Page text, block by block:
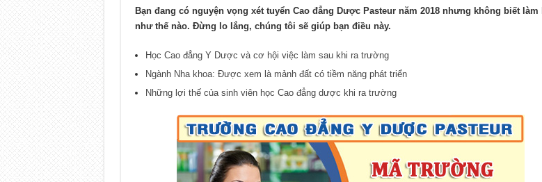
Bạn đang có nguyện vọng xét tuyển Cao đẳng Dược Pasteur năm 2018 nhưng không biết làm
như thế nào. Đừng lo lắng, chúng tôi sẽ giúp bạn điều này.
Học Cao đẳng Y Dược và cơ hội việc làm sau khi ra trường
Ngành Nha khoa: Được xem là mảnh đất có tiềm năng phát triển
Những lợi thế của sinh viên học Cao đẳng dược khi ra trường